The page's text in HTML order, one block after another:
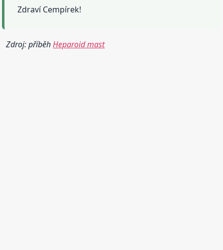
Zdraví Cempírek!
Zdroj: příběhHeparoid mast